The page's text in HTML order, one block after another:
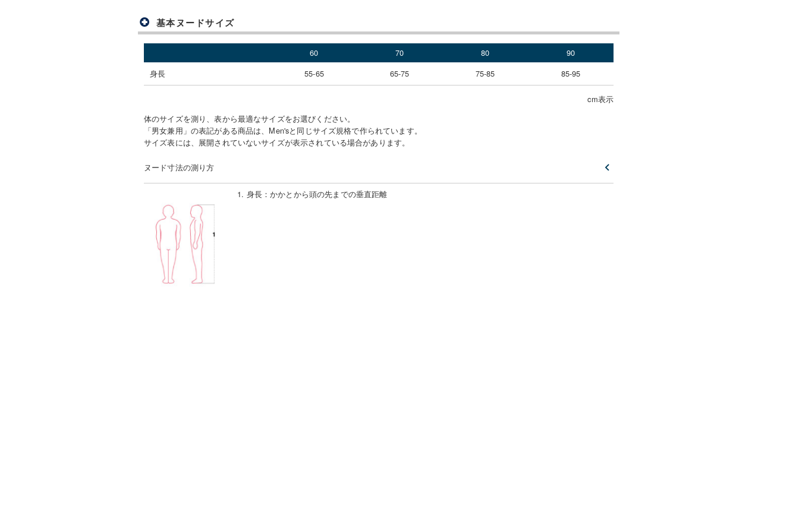
基本ヌードサイズ
60 70 80
90
身長
55-65 65-75 75-85 85-95
cm表示
体のサイズを測り、表から最適なサイズをお選びください。
「男女兼用」の表記がある商品は、Men'sと同じサイズ規格で作られています。
サイズ表には、展開されていないサイズが表示されている場合があります。
ヌード寸法の測り方
1. 身長 ：かかとから頭の先までの垂直距離